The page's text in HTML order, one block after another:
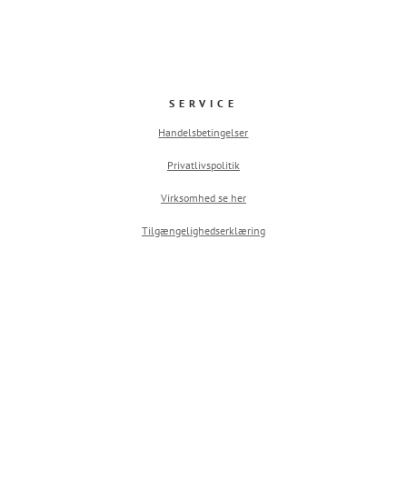
SERVICE
Handelsbetingelser
Privatlivspolitik
Virksomhed se her
Tilgængelighedserklæring